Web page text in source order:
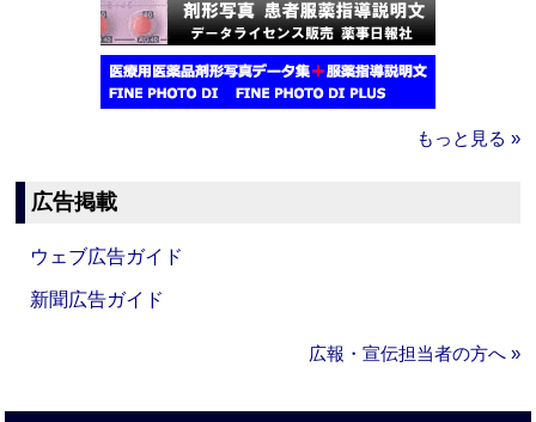
もっと見る »
広告掲載
ウェブ広告ガイド
新聞広告ガイド
広報・宣伝担当者の方へ »